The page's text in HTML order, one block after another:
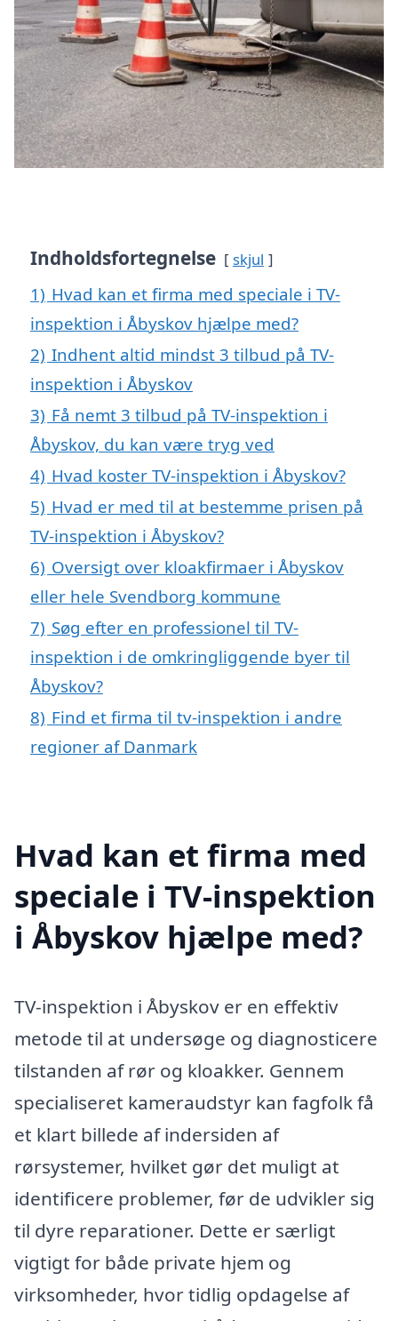
Indholdsfortegnelse skjul
1) Hvad kan et firma med speciale i TV-
inspektion i Åbyskov hjælpe med?
2) Indhent altid mindst 3 tilbud på TV-
inspektion i Åbyskov
3) Få nemt 3 tilbud på TV-inspektion i
Åbyskov, du kan være tryg ved
4) Hvad koster TV-inspektion i Åbyskov?
5) Hvad er med til at bestemme prisen på
TV-inspektion i Åbyskov?
6) Oversigt over kloakfirmaer i Åbyskov
eller hele Svendborg kommune
7) Søg efter en professionel til TV-
inspektion i de omkringliggende byer til
Åbyskov?
8) Find et firma til tv-inspektion i andre
regioner af Danmark
Hvad kan et firma med
speciale i TV-inspektion
i Åbyskov hjælpe med?
TV-inspektion i Åbyskov er en effektiv
metode til at undersøge og diagnosticere
tilstanden af rør og kloakker. Gennem
specialiseret kameraudstyr kan fagfolk få
et klart billede af indersiden af
rørsystemer, hvilket gør det muligt at
identificere problemer, før de udvikler sig
til dyre reparationer. Dette er særligt
vigtigt for både private hjem og
virksomheder, hvor tidlig opdagelse af